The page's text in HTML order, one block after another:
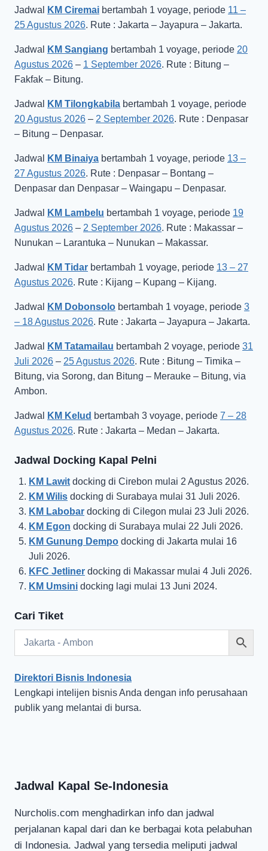
Jadwal KM Ciremai bertambah 1 voyage, periode 11 –
25 Agustus 2026. Rute : Jakarta – Jayapura – Jakarta.
Jadwal KM Sangiang bertambah 1 voyage, periode 20
Agustus 2026 – 1 September 2026. Rute : Bitung –
Fakfak – Bitung.
Jadwal KM Tilongkabila bertambah 1 voyage, periode
20 Agustus 2026 – 2 September 2026. Rute : Denpasar
– Bitung – Denpasar.
Jadwal KM Binaiya bertambah 1 voyage, periode 13 –
27 Agustus 2026. Rute : Denpasar – Bontang –
Denpasar dan Denpasar – Waingapu – Denpasar.
Jadwal KM Lambelu bertambah 1 voyage, periode 19
Agustus 2026 – 2 September 2026. Rute : Makassar –
Nunukan – Larantuka – Nunukan – Makassar.
Jadwal KM Tidar bertambah 1 voyage, periode 13 – 27
Agustus 2026. Rute : Kijang – Kupang – Kijang.
Jadwal KM Dobonsolo bertambah 1 voyage, periode 3
– 18 Agustus 2026. Rute : Jakarta – Jayapura – Jakarta.
Jadwal KM Tatamailau bertambah 2 voyage, periode 31
Juli 2026 – 25 Agustus 2026. Rute : Bitung – Timika –
Bitung, via Sorong, dan Bitung – Merauke – Bitung, via
Ambon.
Jadwal KM Kelud bertambah 3 voyage, periode 7 – 28
Agustus 2026. Rute : Jakarta – Medan – Jakarta.
Jadwal Docking Kapal Pelni
KM Lawit docking di Cirebon mulai 2 Agustus 2026.
KM Wilis docking di Surabaya mulai 31 Juli 2026.
KM Labobar docking di Cilegon mulai 23 Juli 2026.
KM Egon docking di Surabaya mulai 22 Juli 2026.
KM Gunung Dempo docking di Jakarta mulai 16
Juli 2026.
KFC Jetliner docking di Makassar mulai 4 Juli 2026.
KM Umsini docking lagi mulai 13 Juni 2024.
Cari Tiket
Direktori Bisnis Indonesia
Lengkapi intelijen bisnis Anda dengan info perusahaan
publik yang melantai di bursa.
Jadwal Kapal Se-Indonesia
Nurcholis.com menghadirkan info dan jadwal
perjalanan kapal dari dan ke berbagai kota pelabuhan
di Indonesia. Jadwal yang tersedia meliputi jadwal